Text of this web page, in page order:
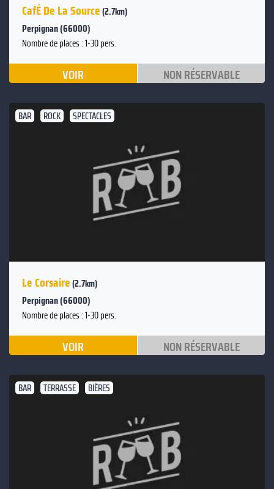
CafÉ De La Source(2.7km)
Perpignan (66000)
Nombre de places : 1-30 pers.
VOIR NON RÉSERVABLE
BAR ROCK SPECTACLES
Le Corsaire(2.7km)
Perpignan (66000)
Nombre de places : 1-30 pers.
VOIR NON RÉSERVABLE
BAR TERRASSE BIÈRES